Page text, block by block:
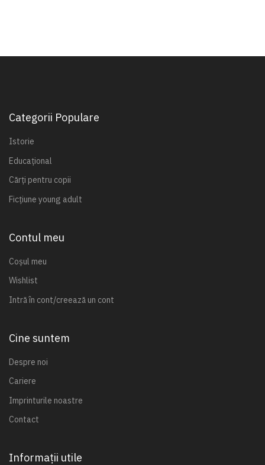
Categorii Populare
Istorie
Educațional
Cărți pentru copii
Ficțiune young adult
Contul meu
Coșul meu
Wishlist
Intră în cont/creează un cont
Cine suntem
Despre noi
Cariere
Imprinturile noastre
Contact
Informații utile